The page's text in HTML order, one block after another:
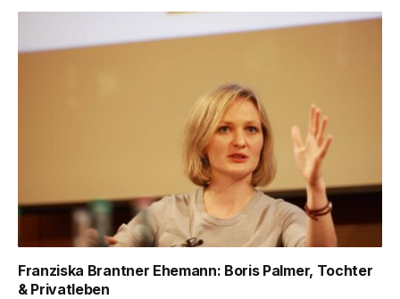
Franziska Brantner Ehemann: Boris Palmer, Tochter
& Privatleben